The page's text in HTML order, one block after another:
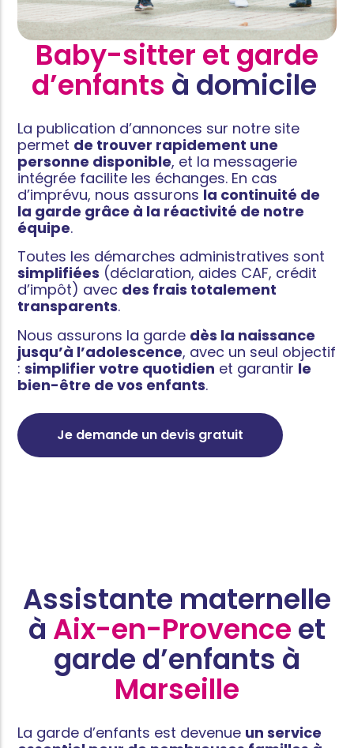
Baby-sitter et garde
d’enfants à domicile ​
La publication d’annonces sur notre site
permet de trouver rapidement une
personne disponible, et la messagerie
intégrée facilite les échanges. En cas
d’imprévu, nous assurons la continuité de
la garde grâce à la réactivité de notre
équipe.
Toutes les démarches administratives sont
simplifiées (déclaration, aides CAF, crédit
d’impôt) avec des frais totalement
transparents.
Nous assurons la garde dès la naissance
jusqu’à l’adolescence, avec un seul objectif
:simplifier votre quotidien et garantir le
bien-être de vos enfants.
Je demande un devis gratuit
Assistante maternelle
à Aix-en-Provence et
garde d’enfants à
Marseille
La garde d’enfants est devenue un service